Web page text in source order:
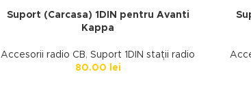
Suport (Carcasa) 1DIN pentru Avanti
Kappa
Accesorii radio CB,Suport 1DIN stații radio
80.00
lei